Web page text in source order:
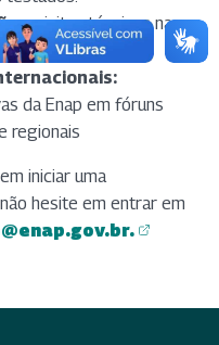
visitas técnicas na
em Brasília.
da Enap em fóruns
regionais
iniciar uma
hesite em entrar em
aba)